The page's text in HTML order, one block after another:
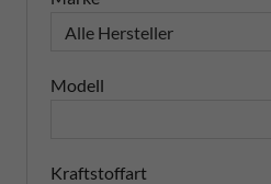
Modell
Kraftstoffart